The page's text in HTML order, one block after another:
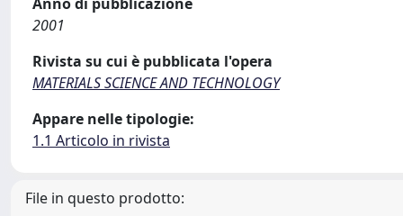
2001
Rivista su cui è pubblicata l'opera
MATERIALS SCIENCE AND TECHNOLOGY
Appare nelle tipologie:
1.1 Articolo in rivista
File in questo prodotto: